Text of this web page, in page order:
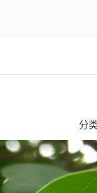
分